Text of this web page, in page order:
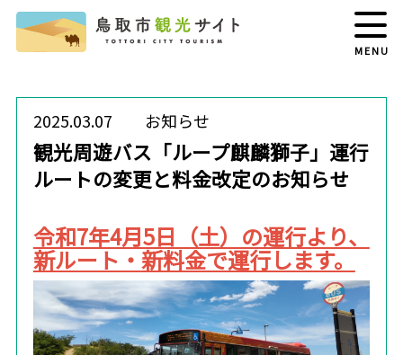
MENU
観光周遊バス「ループ麒麟獅子」運行
ルートの変更と料金改定のお知らせ
2025.03.07 お知らせ
令和7年4月5日（土）の運行より、
新ルート・新料金で運行します。